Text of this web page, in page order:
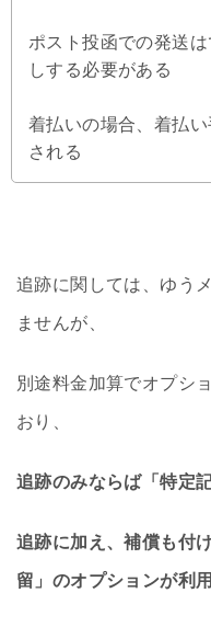
ポスト投函での発送
しする必要がある
着払いの場合、着払
される
追跡に関しては、ゆう
ませんが、
別途料金加算でオプシ
おり、
追跡のみならば「特定
追跡に加え、補償も付
留」のオプションが利